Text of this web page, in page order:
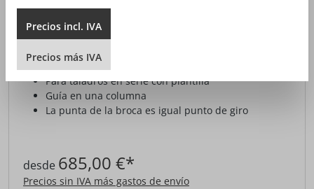
ESTACIÓN DE TALADRO S
Inclinable hacia ambos lados hasta 45°
Para taladros en serie con plantilla
Guía en una columna
La punta de la broca es igual punto de giro
desde 685,00 €*
Precios sin IVA más gastos de envío
Precios incl. IVA
Precios más IVA